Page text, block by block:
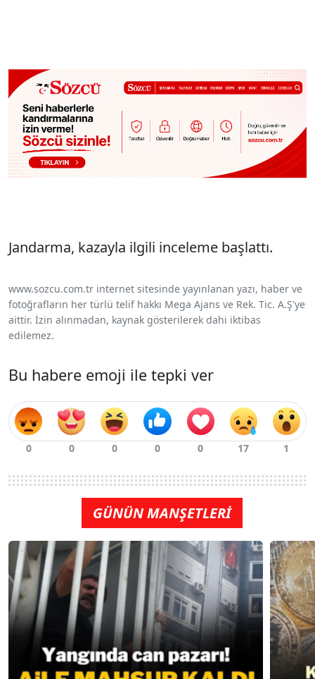
Jandarma, kazayla ilgili inceleme başlattı.
www.sozcu.com.tr internet sitesinde yayınlanan yazı, haber ve
fotoğrafların her türlü telif hakkı Mega Ajans ve Rek. Tic. A.Ş'ye
aittir. İzin alınmadan, kaynak gösterilerek dahi iktibas
edilemez.
Bu habere emoji ile tepki ver
GÜNÜN MANŞETLERİ